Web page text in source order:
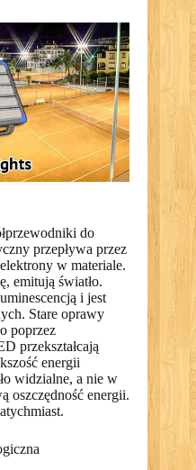
do
przepływa przez
w materiale.
emitują światło.
i jest
Stare oprawy
poprzez
przekształcają
energii
widzialne, a nie w
oszczędność energii.